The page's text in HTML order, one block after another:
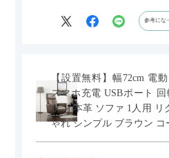
参考にな
【設置無料】幅72cm 電
スマホ充電 USBポート
ダン 本革 ソファ 1人用 リ
ゃれ シンプル ブラウン コ